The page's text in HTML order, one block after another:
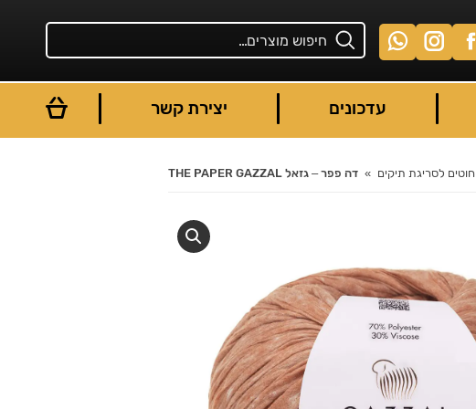
עדכונים יצירת קשר
You are here: חוטים לסריגת תיקים דה פפר – גזאל THE PAPER GAZZAL